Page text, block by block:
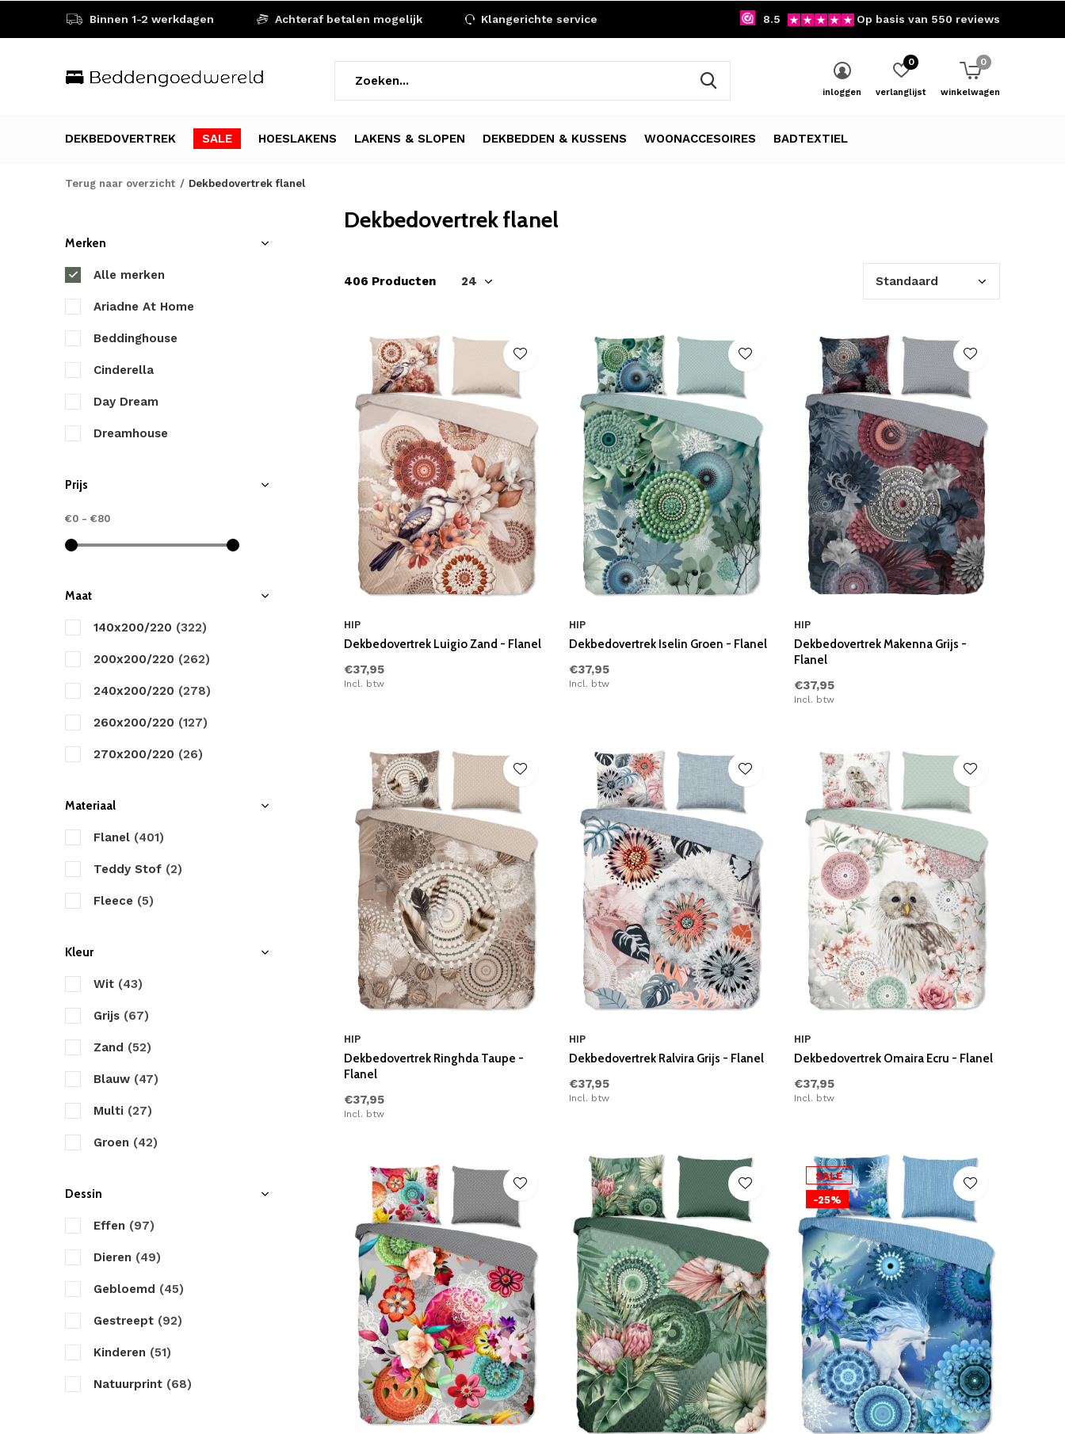
DEKBEDOVERTREK SALE HOESLAKENS LAKENS & SLOPEN DEKBEDDEN & KUSSENS WOONACCESOIRES BADTEXTIEL
inloggen verlanglijst
0
winkelwagen
0
Binnen 1-2 werkdagen Achteraf betalen mogelijk Klangerichte service 8.5 Op basis van 550 reviews
Terug naar overzicht Dekbedovertrek flanel
Dekbedovertrek flanel
406 Producten
HIP
Dekbedovertrek Luigio Zand - Flanel
€37,95
Incl. btw
HIP
Dekbedovertrek Iselin Groen - Flanel
€37,95
Incl. btw
HIP
Dekbedovertrek Makenna Grijs -
Flanel
€37,95
Incl. btw
HIP
Dekbedovertrek Ringhda Taupe -
Flanel
€37,95
Incl. btw
HIP
Dekbedovertrek Ralvira Grijs - Flanel
€37,95
Incl. btw
HIP
Dekbedovertrek Omaira Ecru - Flanel
€37,95
Incl. btw
SALE
-25%
Merken
Alle merken
Ariadne At Home
Beddinghouse
Cinderella
Day Dream
Dreamhouse
Romanette
Sleeptime
Walra
ZO! Home
Zydante
Prijs
€0 - €80
Maat
140x200/220 (322)
200x200/220 (262)
240x200/220 (278)
260x200/220 (127)
270x200/220 (26)
Materiaal
Flanel (401)
Teddy Stof (2)
Fleece (5)
Kleur
Wit (43)
Grijs (67)
Zand (52)
Blauw (47)
Multi (27)
Groen (42)
Dessin
Effen (97)
Dieren (49)
Gebloemd (45)
Gestreept (92)
Kinderen (51)
Natuurprint (68)